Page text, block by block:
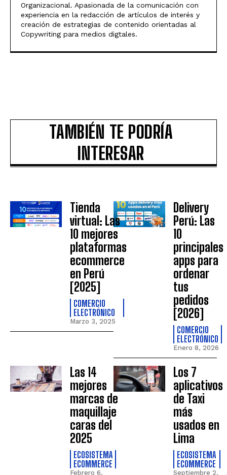
Organizacional. Apasionada de la comunicación con
experiencia en la redacción de artículos de interés y
creación de estrategias de contenido orientadas al
Copywriting para medios digtales.
TAMBIÉN TE PODRÍA
INTERESAR
Tienda
virtual: Las
10 mejores
plataformas
ecommerce
en Perú
[2025]
COMERCIO
ELECTRÓNICO
Marzo 3, 2025
Delivery
Perú: Las
10
principales
apps para
ordenar
tus
pedidos
[2026]
COMERCIO
ELECTRÓNICO
Enero 8, 2026
Las 14
mejores
marcas de
maquillaje
caras del
2025
ECOSISTEMA
ECOMMERCE
Febrero 6,
Los 7
aplicativos
de Taxi
más
usados en
Lima
ECOSISTEMA
ECOMMERCE
Septiembre 2,